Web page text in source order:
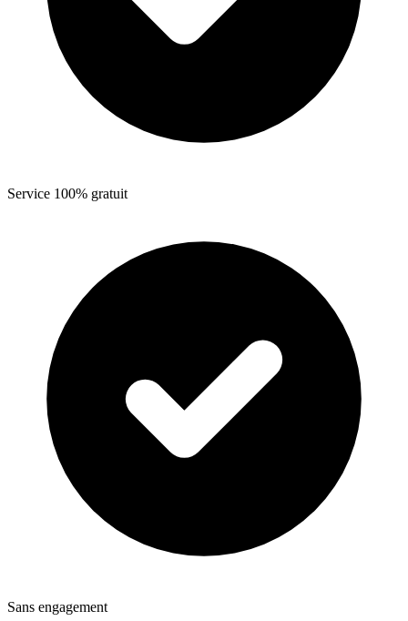
Service 100% gratuit
Sans engagement